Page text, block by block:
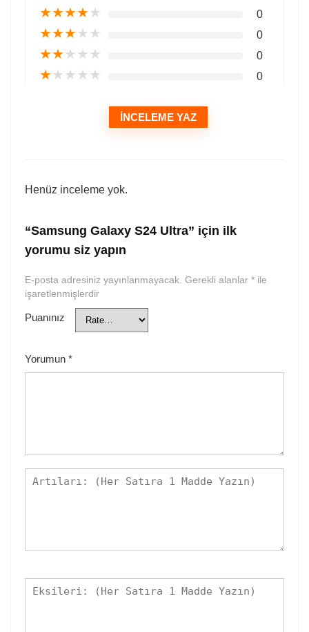
★★★★★ 0
★★★★★ 0
★★★★★ 0
★★★★★ 0
İNCELEME YAZ
Henüz inceleme yok.
“Samsung Galaxy S24 Ultra” için ilk
yorumu siz yapın
E-posta adresiniz yayınlanmayacak. Gerekli alanlar * ile
işaretlenmişlerdir
Puanınız
Yorumun *